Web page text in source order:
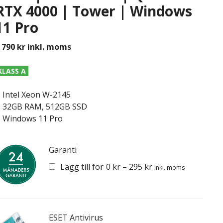
4000 | Tower | Windows
Pro
kr inkl. moms
A
Intel Xeon W-2145
32GB RAM, 512GB SSD
Windows 11 Pro
Garanti
Lägg till för 0 kr – 295 kr inkl. moms
ESET Antivirus